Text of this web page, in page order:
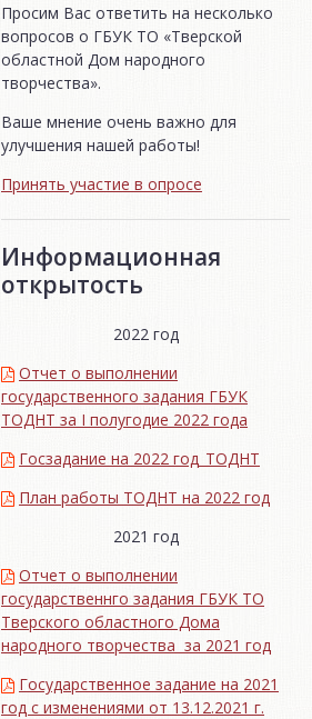
Просим Вас ответить на несколько
вопросов о ГБУК ТО «Тверской
областной Дом народного
творчества».
Ваше мнение очень важно для
улучшения нашей работы!
Принять участие в опросе
Информационная
открытость
2022 год
Отчет о выполнении
государственного задания ГБУК
ТОДНТ за I полугодие 2022 года
Госзадание на 2022 год_ТОДНТ
План работы ТОДНТ на 2022 год
2021 год
Отчет о выполнении
государственнго задания ГБУК ТО
Тверского областного Дома
народного творчества за 2021 год
Государственное задание на 2021
год с изменениями от 13.12.2021 г.